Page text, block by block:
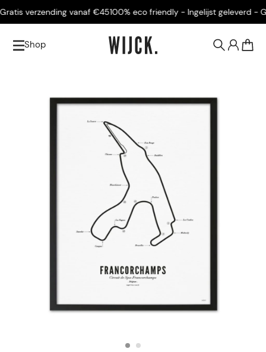
verzending vanaf €45100% eco friendly - Ingelijst geleverd -
Shop